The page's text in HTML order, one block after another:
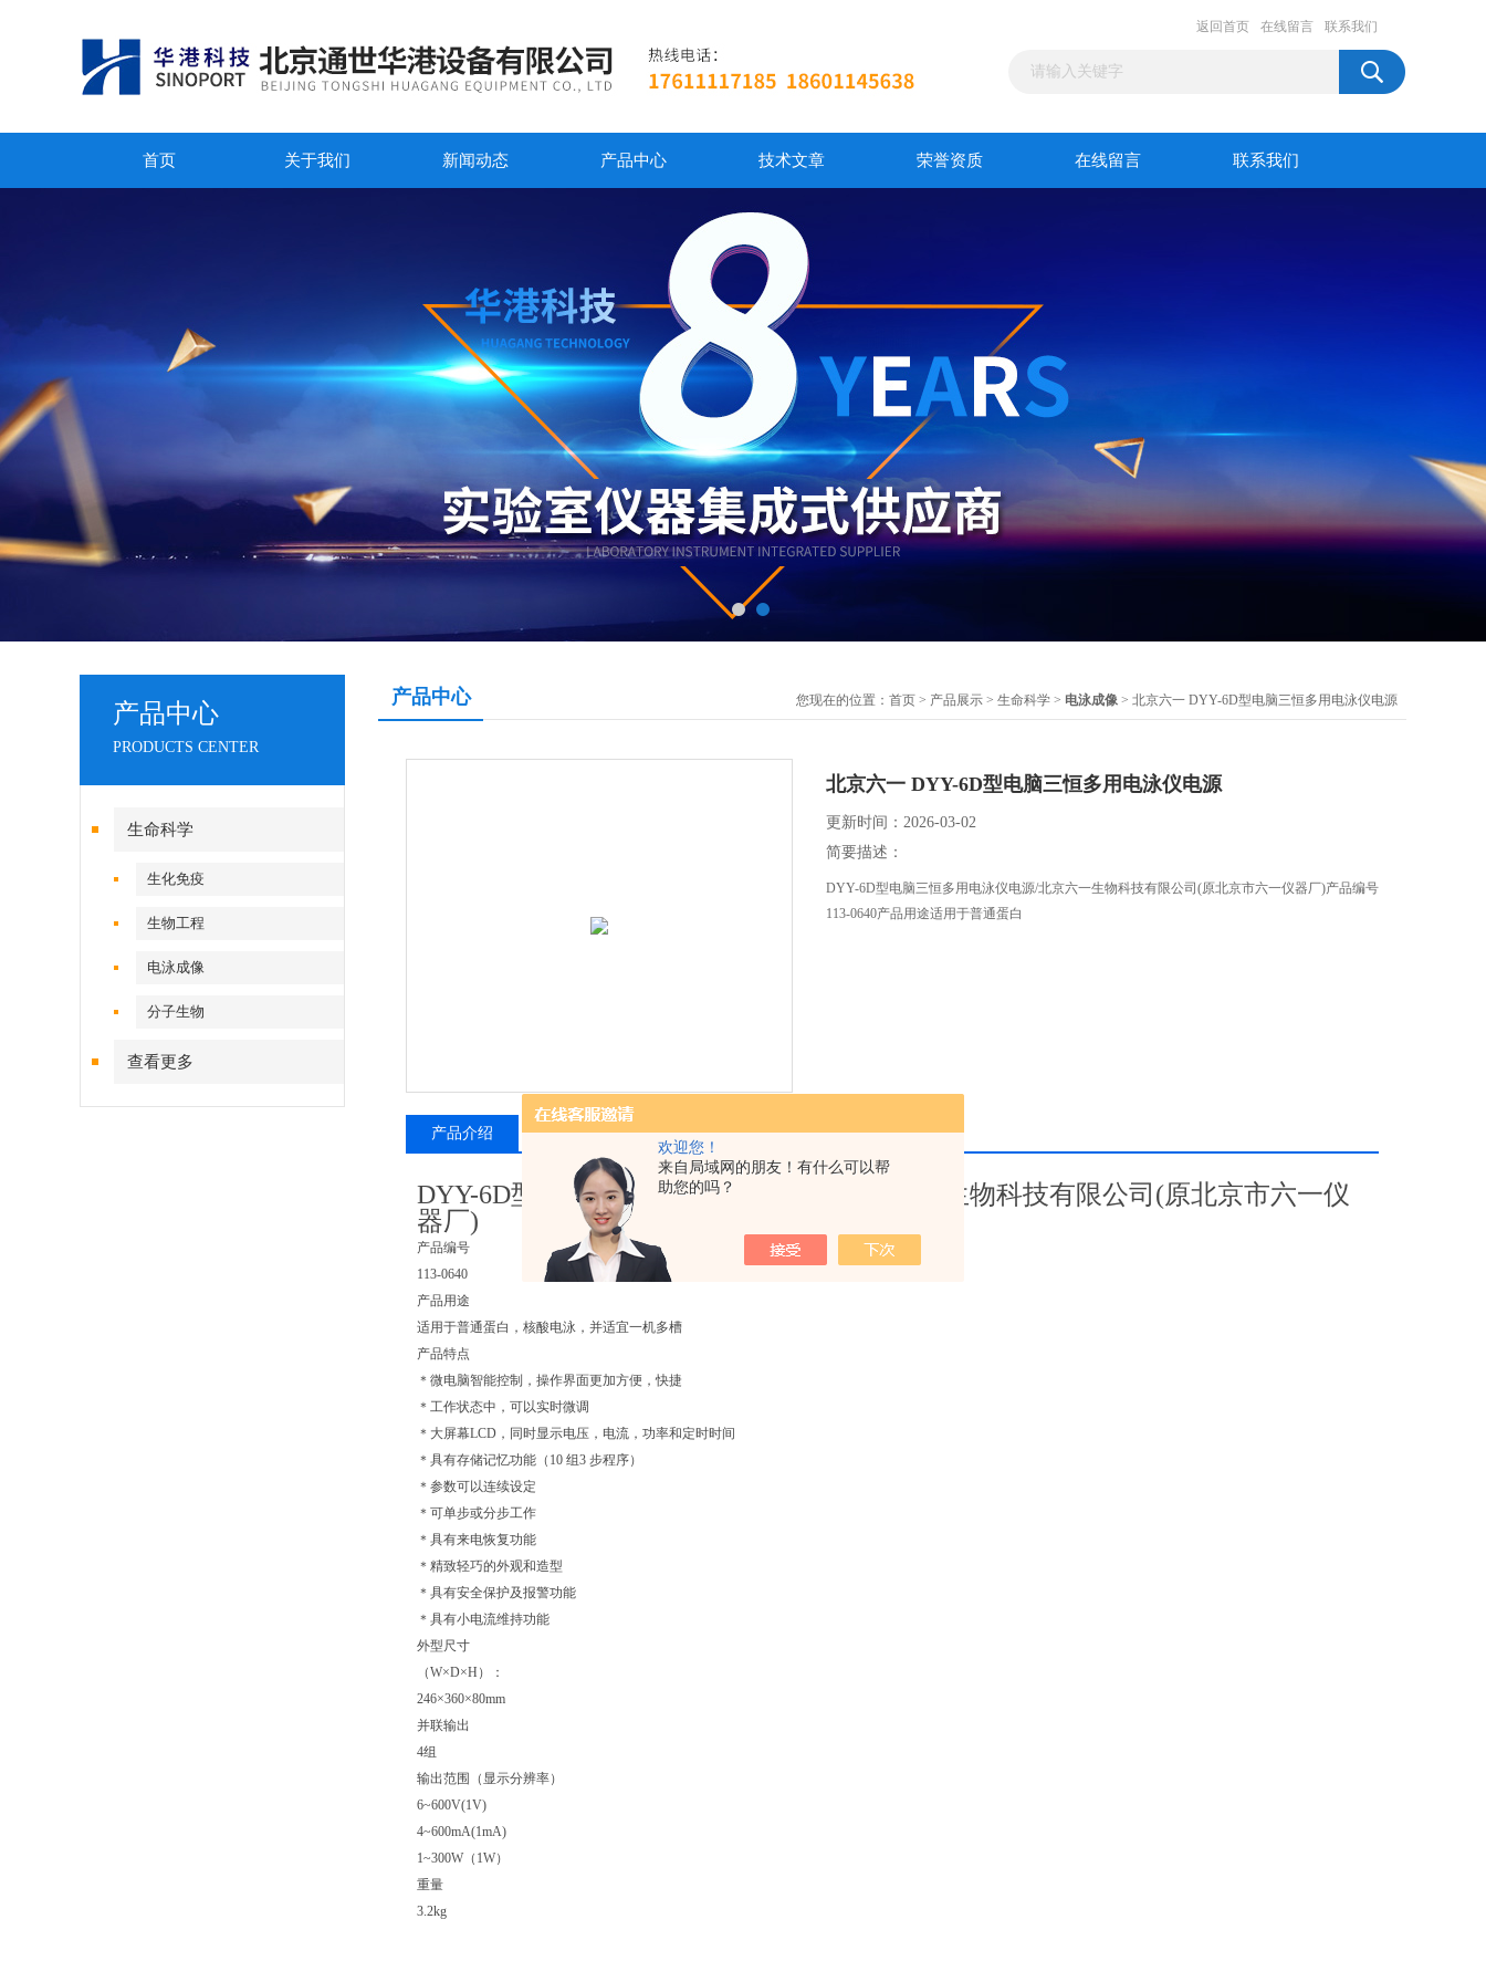
欢迎您！
来自局域网的朋友！有什么可以帮
助您的吗？
返回首页 在线留言 联系我们
首页 关于我们 新闻动态 产品中心 技术文章 荣誉资质 在线留言 联系我们
产品中心
PRODUCTS CENTER
生命科学
生化免疫
生物工程
电泳成像
分子生物
查看更多
产品中心 您现在的位置： 首页 > 产品展示 > 生命科学 > 电泳成像 > 北京六一 DYY-6D型电脑三恒多用电泳仪电源
北京六一 DYY-6D型电脑三恒多用电泳仪电源
更新时间：2026-03-02
简要描述：
DYY-6D型电脑三恒多用电泳仪电源/北京六一生物科技有限公司(原北京市六一仪器厂)产品编号
113-0640产品用途适用于普通蛋白
产品介绍 相关产品 留言询价
DYY-6D型电脑三恒多用电泳仪电源/北京六一生物科技有限公司(原北京市六一仪
器厂)
产品编号
113-0640
产品用途
适用于普通蛋白，核酸电泳，并适宜一机多槽
产品特点
＊微电脑智能控制，操作界面更加方便，快捷
＊工作状态中，可以实时微调
＊大屏幕LCD，同时显示电压，电流，功率和定时时间
＊具有存储记忆功能（10 组3 步程序）
＊参数可以连续设定
＊可单步或分步工作
＊具有来电恢复功能
＊精致轻巧的外观和造型
＊具有安全保护及报警功能
＊具有小电流维持功能
外型尺寸
（W×D×H）：
246×360×80mm
并联输出
4组
输出范围（显示分辨率）
6~600V(1V)
4~600mA(1mA)
1~300W（1W）
重量
3.2kg